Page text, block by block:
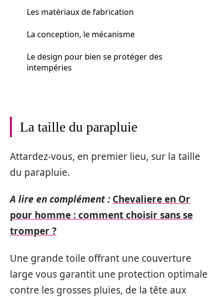
Les matériaux de fabrication
La conception, le mécanisme
Le design pour bien se protéger des
intempéries
La taille du parapluie
Attardez-vous, en premier lieu, sur la taille
du parapluie.
A lire en complément : Chevaliere en Or
pour homme : comment choisir sans se
tromper ?
Une grande toile offrant une couverture
large vous garantit une protection optimale
contre les grosses pluies, de la tête aux